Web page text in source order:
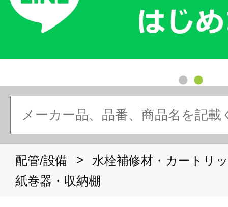
配管/設備 >
水栓補修材・カートリ
紙巻器・収納棚